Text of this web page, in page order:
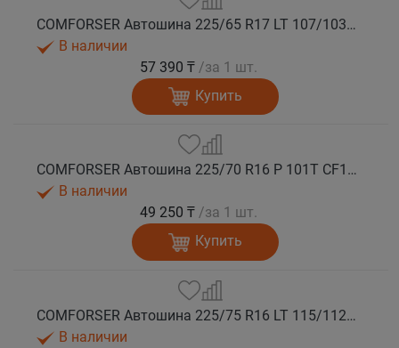
COMFORSER Автошина 225/65 R17 LT 107/103S CF1100 8PR RWL лето
В наличии
57 390 ₸ /за 1 шт.
Купить
COMFORSER Автошина 225/70 R16 P 101T CF1100 RWL лето
В наличии
49 250 ₸ /за 1 шт.
Купить
COMFORSER Автошина 225/75 R16 LT 115/112R CF1100 10PR RWL лето
В наличии